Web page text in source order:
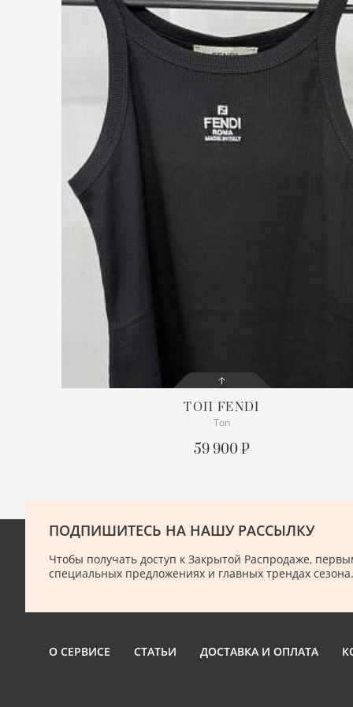
СОСТОЯНИЕ
С БИРКОЙ
ПОДРОБНЕЕ
ТОП FENDI
Топ
59 900 ₽
ПОДПИШИТЕСЬ НА НАШУ РАССЫЛКУ
Чтобы получать доступ к Закрытой Распродаже,
специальных предложениях и главных трендах сезона.
О СЕРВИСЕ СТАТЬИ ДОСТАВКА И ОПЛАТА